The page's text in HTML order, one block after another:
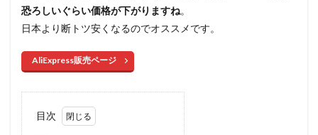
恐ろしいぐらい価格が下がりますね。
日本より断トツ安くなるのでオススメです。
AliExpress販売ページ
目次